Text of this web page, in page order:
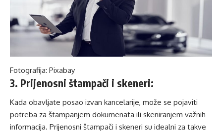
Fotografija: Pixabay
3. Prijenosni štampači i skeneri:
Kada obavljate posao izvan kancelarije, može se pojaviti
potreba za štampanjem dokumenata ili skeniranjem važnih
informacija. Prijenosni štampači i skeneri su idealni za takve